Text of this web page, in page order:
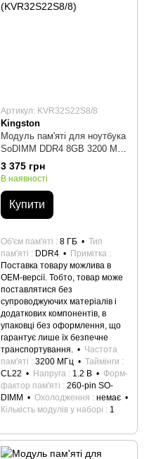
Артикул: KVR32S22S8/8
Kingston
Модуль пам'яті для ноутбука
SoDIMM DDR4 8GB 3200 MHz
Kingston (KVR32S22S8/8)
3 375 грн
В наявності
Купити
Об'єм пам'яті 8 ГБ
Тип
пам'яті
DDR4
Примітка
Поставка товару можлива в
ОЕМ-версії. Тобто, товар може
поставлятися без
супроводжуючих матеріалів і
додаткових компонентів, в
упаковці без оформлення, що
гарантує лише їх безпечне
транспортування.
Частота
пам'яті
3200 МГц
Таймінги
CL22
Напруга 1.2 В
Форм-
фактор пам'яті
260-pin SO-
DIMM
Охолодження
немає
Кількість модулів у наборі
1